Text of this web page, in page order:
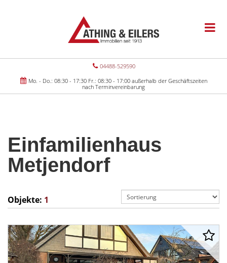
04488-529590
Mo. - Do.: 08:30 - 17:30 Fr.: 08:30 - 17:00 außerhalb der Geschäftszeiten
nach Terminvereinbarung
Einfamilienhaus
Metjendorf
Objekte: 1